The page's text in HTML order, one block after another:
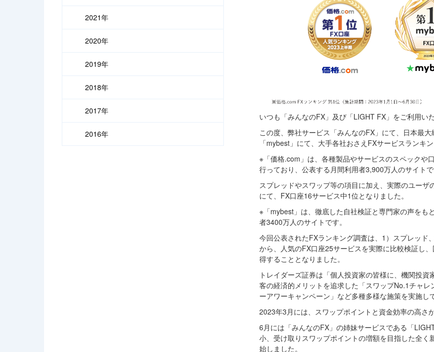
いつも「みんなのFX」及び「LIGHT FX」をご利用い
この度、弊社サービス「みんなのFX」にて、日本最
「mybest」にて、大手各社おさえFXサービスランキ
※「価格.com」は、各種製品やサービスのスペックや
行っており、公表する月間利用者3,900万人のサイトで
スプレッドやスワップ等の項目に加え、実際のユー
にて、FX口座16サービス中1位となりました。
※「mybest」は、徹底した自社検証と専門家の声をも
者3400万人のサイトです。
今回公表されたFXランキング調査は、1）スプレッ
から、人気のFX口座25サービスを実際に比較検証し
得することとなりました。
トレイダーズ証券は「個人投資家の皆様に、機関投
客の経済的メリットを追求した「スワップNo.1チャ
ーアワーキャンペーン」など多種多様な施策を実施し
2023年3月には、スワップポイントと資金効率の高さ
6月には「みんなのFX」の姉妹サービスである「
小、受け取りスワップポイントの増額を目指した全
始しました。
2021年
2020年
2019年
2018年
2017年
2016年